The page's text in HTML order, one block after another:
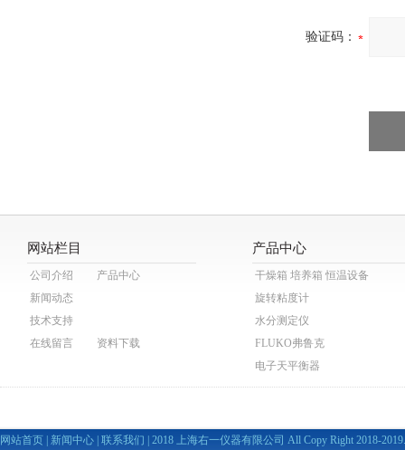
验证码：
网站栏目
公司介绍
产品中心
新闻动态
技术支持
在线留言
资料下载
产品中心
干燥箱 培养箱 恒温设备
旋转粘度计
水分测定仪
FLUKO弗鲁克
电子天平衡器
网站首页 新闻中心 联系我们 | 2018 上海右一仪器有限公司 All Copy Right 2018-